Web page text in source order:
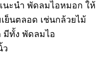
นะนำ พัดลมไอหมอก ให้
ย็นตลอด เช่นกล้วยไม้
มีทั้ง พัดลมไอ
ว